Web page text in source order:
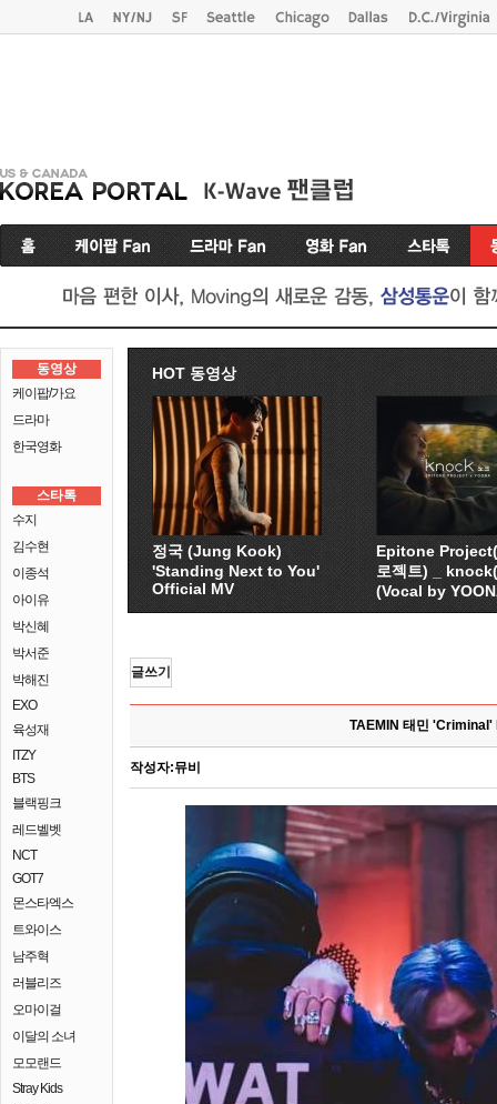
동영상
케이팝/가요
드라마
한국영화
스타톡
수지
김수현
이종석
아이유
박신혜
박서준
박해진
EXO
육성재
ITZY
BTS
블랙핑크
레드벨벳
NCT
GOT7
몬스타엑스
트와이스
남주혁
러블리즈
오마이걸
이달의 소녀
모모랜드
Stray Kids
HOT 동영상
정국 (Jung Kook)
'Standing Next to You'
Official MV
Epitone
로젝트) _
(Vocal by
글쓰기
TAEMIN 태민 'Criminal'
작성자:뮤비